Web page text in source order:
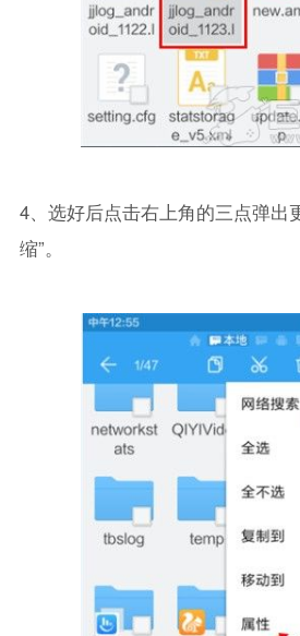
4、选好后点击右上角的三点弹出
缩”。